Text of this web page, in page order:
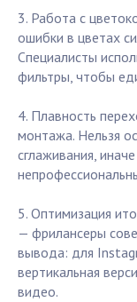
3. Работа с
ошибки в цветах
Специалисты
фильтры, чтобы
4. Плавность
монтажа. Нельзя
сглаживания,
5. Оптимизация
— фрилансеры
вывода: для
вертикальная
видео.